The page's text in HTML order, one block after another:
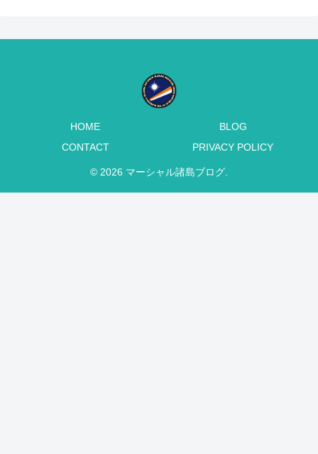
HOME
BLOG
CONTACT
PRIVACY POLICY
© 2026 マーシャル諸島ブログ.